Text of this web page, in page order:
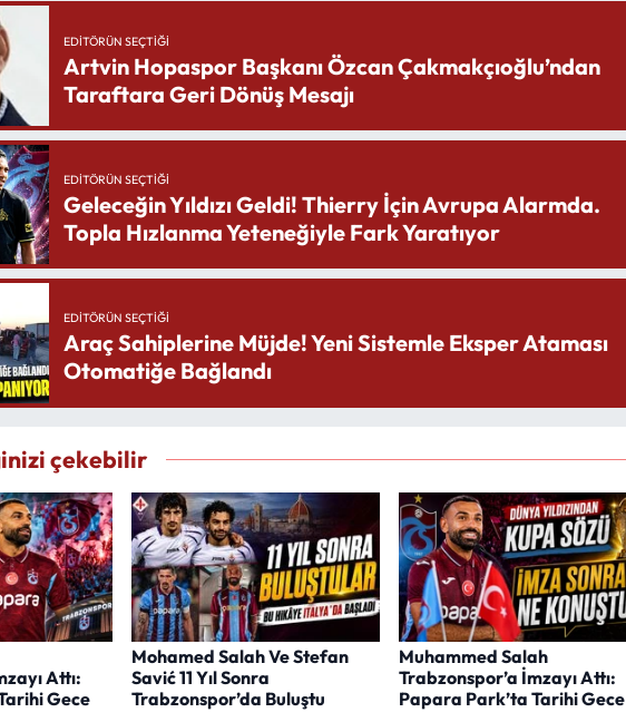
EDITÖRÜN SEÇTIĞI
Artvin Hopaspor Başkanı Özcan Çakmakçıoğlu’ndan
Taraftara Geri Dönüş Mesajı
EDITÖRÜN SEÇTIĞI
Geleceğin Yıldızı Geldi! Thierry İçin Avrupa Alarmda.
Topla Hızlanma Yeteneğiyle Fark Yaratıyor
EDITÖRÜN SEÇTIĞI
Araç Sahiplerine Müjde! Yeni Sistemle Eksper Ataması
Otomatiğe Bağlandı
çekebilir
Attı:
Gece
Mohamed Salah Ve Stefan
Savić 11 Yıl Sonra
Trabzonspor’da Buluştu
Muhammed Salah
Trabzonspor’a İmzayı Attı:
Papara Park’ta Tarihi Gece